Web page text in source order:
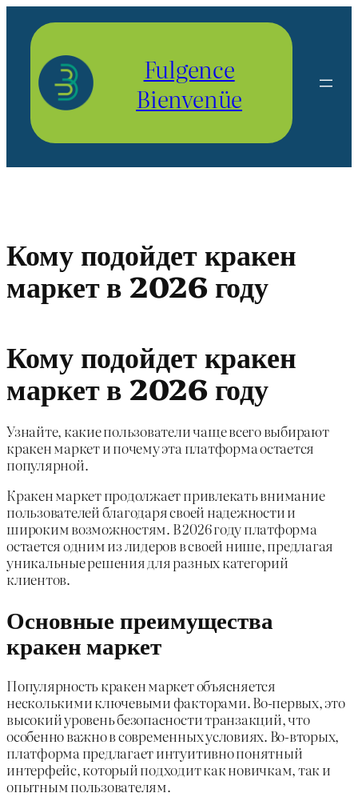
contenu
Fulgence
Bienvenüe
Кому подойдет кракен
маркет в 2026 году
Кому подойдет кракен
маркет в 2026 году
Узнайте, какие пользователи чаще всего выбирают
кракен маркет и почему эта платформа остается
популярной.
Кракен маркет продолжает привлекать внимание
пользователей благодаря своей надежности и
широким возможностям. В 2026 году платформа
остается одним из лидеров в своей нише, предлагая
уникальные решения для разных категорий
клиентов.
Основные преимущества
кракен маркет
Популярность кракен маркет объясняется
несколькими ключевыми факторами. Во-первых, это
высокий уровень безопасности транзакций, что
особенно важно в современных условиях. Во-вторых,
платформа предлагает интуитивно понятный
интерфейс, который подходит как новичкам, так и
опытным пользователям.